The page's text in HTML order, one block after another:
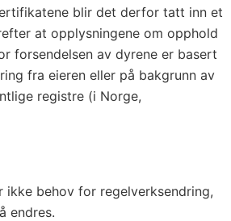
blir det derfor tatt inn et
at opplysningene om opphold
forsendelsen av dyrene er basert
fra eieren eller på bakgrunn av
registre (i Norge,
ikke behov for regelverksendring,
endres.